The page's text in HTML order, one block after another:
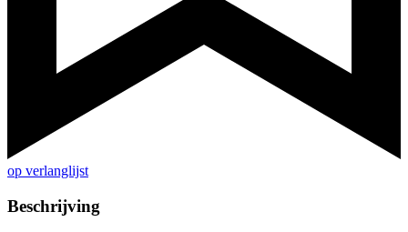
op verlanglijst
Beschrijving